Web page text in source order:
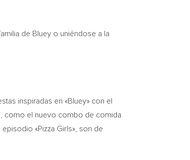
de Bluey o uniéndose a la
inspiradas en «Bluey» con el
como el nuevo combo de comida
«Pizza Girls», son de